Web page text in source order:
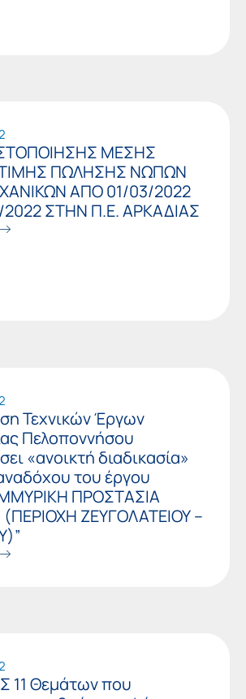
ΜΕΣΗΣ
ΤΙΜΗΣ ΠΩΛΗΣΗΣ ΝΩΠΩΝ
ΑΠΟ 01/03/2022
ΣΤΗΝ Π.Ε. ΑΡΚΑΔΙΑΣ
Τεχνικών Έργων
Πελοποννήσου
«ανοικτή διαδικασία»
του έργου
ΠΡΟΣΤΑΣΙΑ
ΖΕΥΓΟΛΑΤΕΙΟΥ –
11 Θεμάτων που